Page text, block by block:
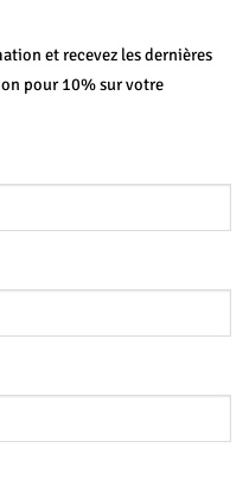
et recevez les dernières
pour 10% sur votre